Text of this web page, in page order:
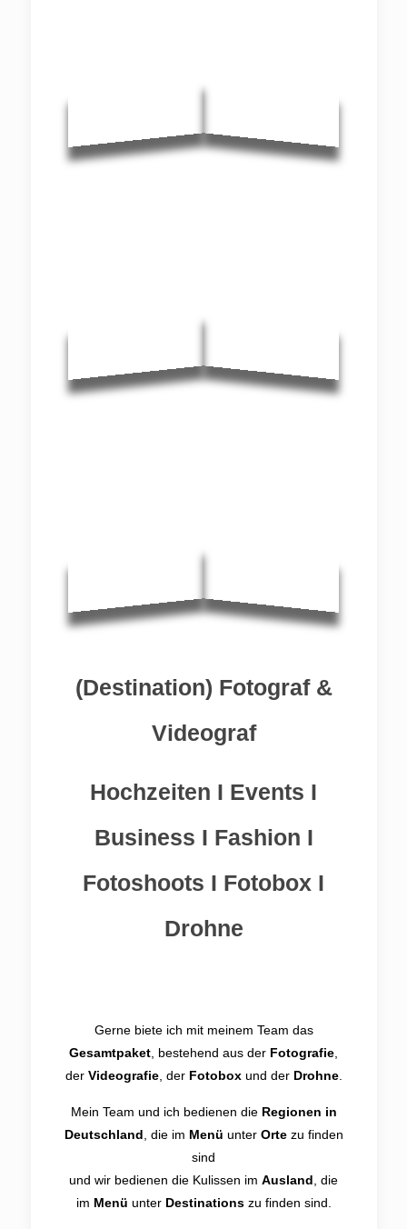
(Destination) Fotograf &
Videograf
Hochzeiten I Events I
Business I Fashion I
Fotoshoots I Fotobox I
Drohne
Gerne biete ich mit meinem Team das
Gesamtpaket, bestehend aus der Fotografie,
der Videografie, der Fotoboxund der Drohne.
Mein Team und ich bedienen die Regionen in
Deutschland, die im Menü unter Ortezu finden
sind
und wir bedienen die Kulissen im Ausland, die
im Menü unter Destinationszu finden sind.